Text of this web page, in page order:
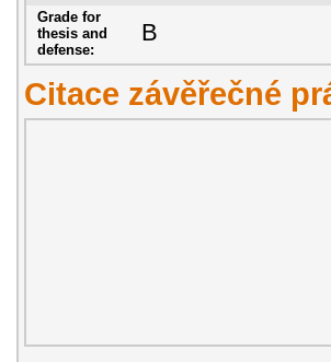
Grade for
thesis and
defense:
B
Citace závěřečné